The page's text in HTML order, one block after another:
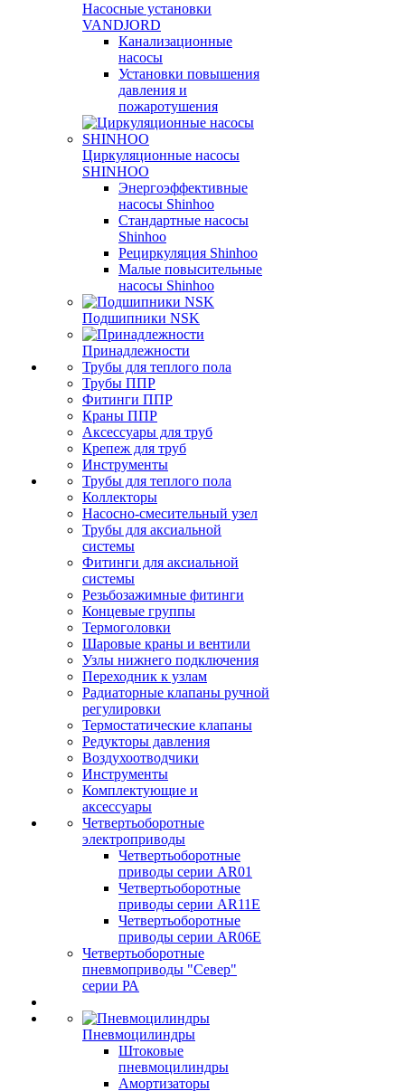
Насосные установки
VANDJORD
Канализационные
насосы
Установки повышения
давления и
пожаротушения
Циркуляционные насосы
SHINHOO
Энергоэффективные
насосы Shinhoo
Стандартные насосы
Shinhoo
Рециркуляция Shinhoo
Малые повысительные
насосы Shinhoo
Подшипники NSK
Принадлежности
Трубы для теплого пола
Трубы ППР
Фитинги ППР
Краны ППР
Аксессуары для труб
Крепеж для труб
Инструменты
Трубы для теплого пола
Коллекторы
Насосно-смесительный узел
Трубы для аксиальной
системы
Фитинги для аксиальной
системы
Резьбозажимные фитинги
Концевые группы
Термоголовки
Шаровые краны и вентили
Узлы нижнего подключения
Переходник к узлам
Радиаторные клапаны ручной
регулировки
Термостатические клапаны
Редукторы давления
Воздухоотводчики
Инструменты
Комплектующие и
аксессуары
Четвертьоборотные
электроприводы
Четвертьоборотные
приводы серии AR01
Четвертьоборотные
приводы серии AR11E
Четвертьоборотные
приводы серии AR06E
Четвертьоборотные
пневмоприводы "Север"
серии РА
Пневмоцилиндры
Штоковые
пневмоцилиндры
Амортизаторы